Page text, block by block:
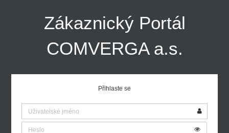
Zákaznický Portál
COMVERGA a.s.
Přihlaste se